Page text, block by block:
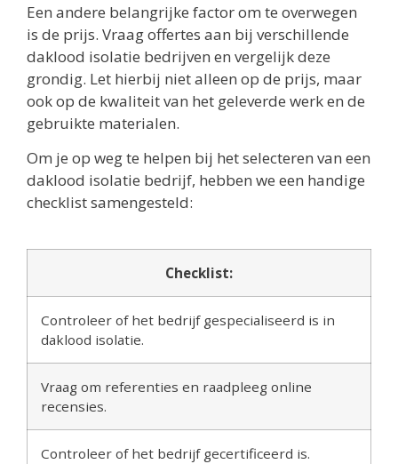
Een andere belangrijke factor om te overwegen
is de prijs. Vraag offertes aan bij verschillende
daklood isolatie bedrijven en vergelijk deze
grondig. Let hierbij niet alleen op de prijs, maar
ook op de kwaliteit van het geleverde werk en de
gebruikte materialen.
Om je op weg te helpen bij het selecteren van een
daklood isolatie bedrijf, hebben we een handige
checklist samengesteld:
Checklist:
Controleer of het bedrijf gespecialiseerd is in
daklood isolatie.
Vraag om referenties en raadpleeg online
recensies.
Controleer of het bedrijf gecertificeerd is.